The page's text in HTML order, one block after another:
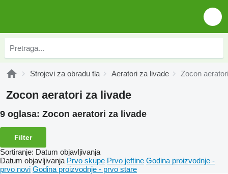
Strojevi za obradu tla Aeratori za livade Zocon
Zocon aeratori za livade
9 oglasa: Zocon aeratori za livade
Filter
Sortiranje: Datum objavljivanja
Datum objavljivanja Prvo skupe Prvo jeftine Godina proizvodnje -
prvo novi Godina proizvodnje - prvo stare